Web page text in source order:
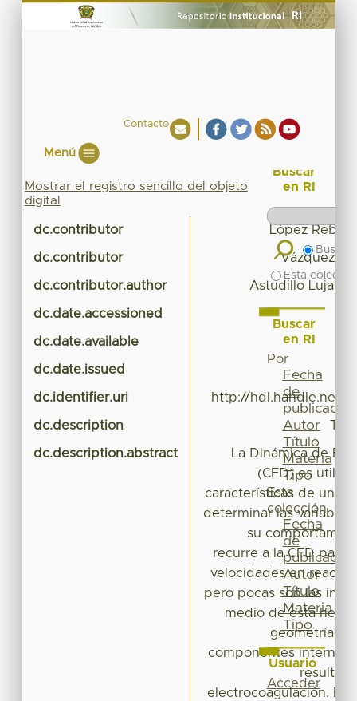
Contacto
Menú
Mostrar el registro sencillo del objeto
digital
dc.contributor López
dc.contributor Vázquez
dc.contributor.author Astudillo Luja,
dc.date.accessioned
dc.date.available
dc.date.issued
dc.identifier.uri http://hdl.handle.net/
dc.description
dc.description.abstract
La Dinámica de
(CFD) es
características de un
determinar las
su
recurre a la CFD para
velocidades en
pero pocas son las
medio de esta
geometría
componentes internos
electrocoagulación. En
Buscar
en RI
Buscar
Esta
Buscar
en RI
Por
Fecha
de
publicación
Autor
Título
Materia
Tipo
Esta
colección
Fecha
de
publicación
Autor
Título
Materia
Tipo
Usuario
Acceder